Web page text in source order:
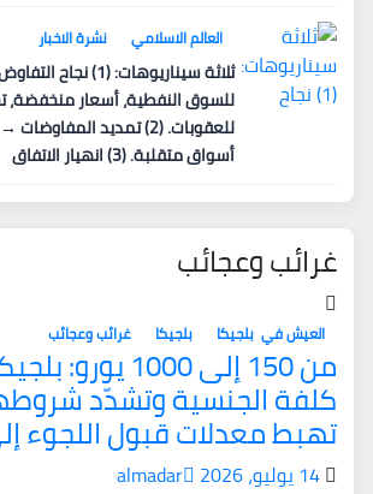
العالم الاسلامي نشرة الاخبار
ثلاثة سيناريوهات: (1)
للسوق النفطية، أسعار منخفضة،
للعقوبات. (2) تمديد
أسواق متقلبة. (3) انهيار الاتفاق
غرائب وعجائب
العيش في بلجيكا بلجيكا غرائب وعجائب
من 150 إلى 1000
كلفة الجنسية وتشدّد
تهبط معدلات قبول اللجوء إلى
14 يوليو، 2026 almadar